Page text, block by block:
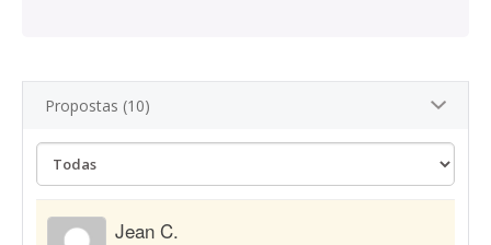
Propostas (10)
Jean C.